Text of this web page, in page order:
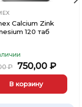
Calcium Zink
120 таб
₽
цена
составляла
1150,00 ₽.
750,00 ₽
цена:
В корзину